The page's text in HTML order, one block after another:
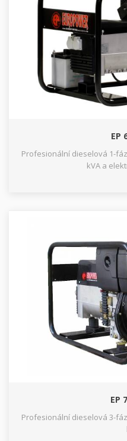
EP
Profesionální dieselová 1-
kVA a
EP
Profesionální dieselová 3-